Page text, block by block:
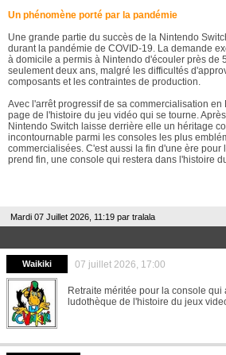
Un phénomène porté par la pandémie
Une grande partie du succès de la Nintendo
durant la pandémie de COVID-19. La demande
à domicile a permis à Nintendo d'écouler près de
seulement deux ans, malgré les difficultés
composants et les contraintes de production.
Avec l'arrêt progressif de sa commercialisation en
page de l'histoire du jeu vidéo qui se tourne.
Nintendo Switch laisse derrière elle un héritage
incontournable parmi les consoles les plus
commercialisées. C'est aussi la fin d'une ère pour
prend fin, une console qui restera dans l'histoire
Mardi 07 Juillet 2026, 11:19 par tralala
Waikiki 07 juillet 2026, 17:00
Retraite méritée pour la console
ludothèque de l'histoire du jeux